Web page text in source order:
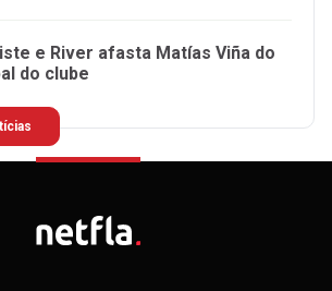
e River afasta Matías Viña do
do clube